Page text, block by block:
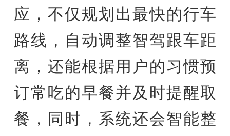
应，不仅规划出最快的行车
路线，自动调整智驾跟车距
离，还能根据用户的习惯预
订常吃的早餐并及时提醒取
餐，同时，系统还会智能整